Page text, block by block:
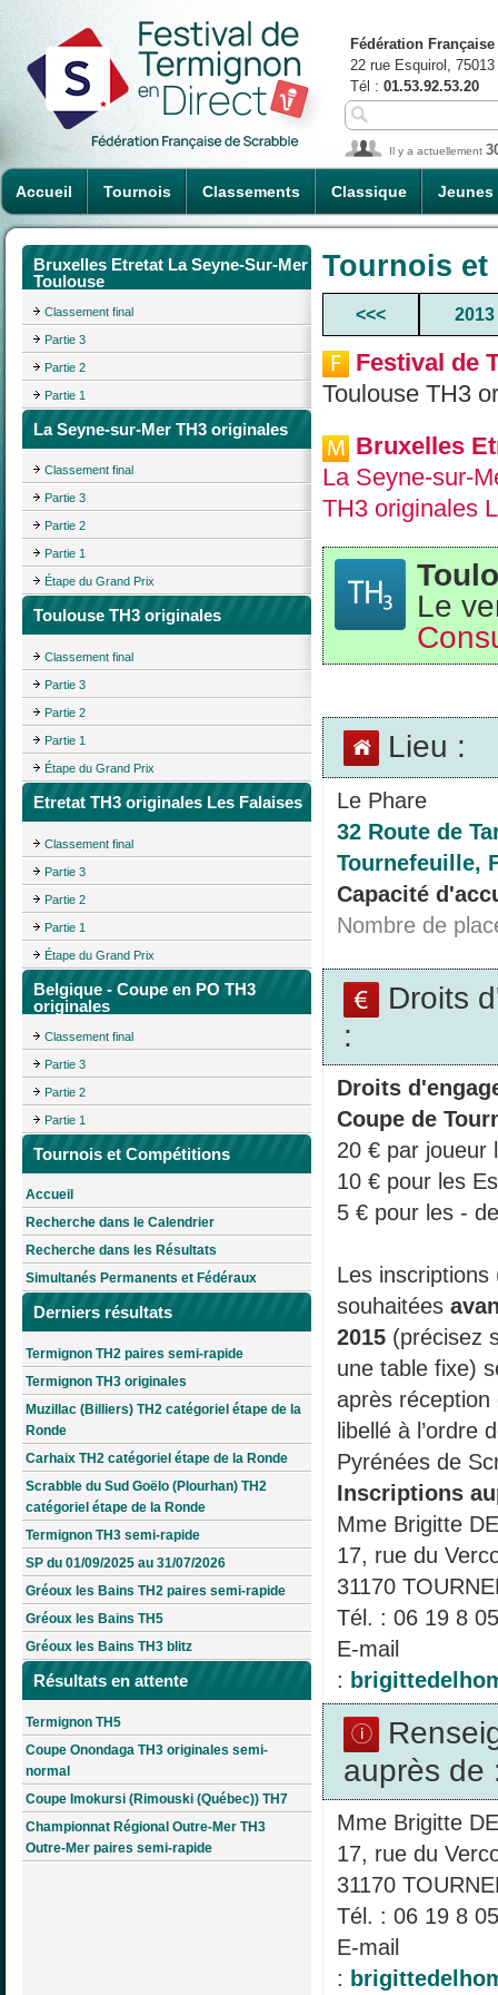
Accueil Tournois Classements Classique Jeunes
Fédération
22 rue Esquirol,
Tél : 01.53.92.53.20
Il y a actuellement
Bruxelles Etretat La Seyne-Sur-Mer
Toulouse
Classement final
Partie 3
Partie 2
Partie 1
La Seyne-sur-Mer TH3 originales
Classement final
Partie 3
Partie 2
Partie 1
Étape du Grand Prix
Toulouse TH3 originales
Classement final
Partie 3
Partie 2
Partie 1
Étape du Grand Prix
Etretat TH3 originales Les Falaises
Classement final
Partie 3
Partie 2
Partie 1
Étape du Grand Prix
Belgique - Coupe en PO TH3
originales
Classement final
Partie 3
Partie 2
Partie 1
Tournois et Compétitions
Accueil
Recherche dans le Calendrier
Recherche dans les Résultats
Simultanés Permanents et Fédéraux
Derniers résultats
Termignon TH2 paires semi-rapide
Termignon TH3 originales
Muzillac (Billiers) TH2 catégoriel étape de la
Ronde
Carhaix TH2 catégoriel étape de la Ronde
Scrabble du Sud Goëlo (Plourhan) TH2
catégoriel étape de la Ronde
Termignon TH3 semi-rapide
SP du 01/09/2025 au 31/07/2026
Gréoux les Bains TH2 paires semi-rapide
Gréoux les Bains TH5
Gréoux les Bains TH3 blitz
Résultats en attente
Termignon TH5
Coupe Onondaga TH3 originales semi-
normal
Coupe Imokursi (Rimouski (Québec)) TH7
Championnat Régional Outre-Mer TH3
Outre-Mer paires semi-rapide
Tournois
<<< 2013
Festival de
Toulouse TH3
Bruxelles
La Seyne-sur-
TH3 originales
Le
Lieu :
Le Phare
32 Route de
Tournefeuille,
Capacité
Nombre de
Droits
:
Droits
Coupe de
20 € par joueur
10 € pour les
5 € pour les -
Les
souhaitées
2015 (précisez
une table fixe)
après réception
libellé à l’ordre
Pyrénées de
Inscriptions
Mme Brigitte
17, rue du
31170
Tél. : 06 19 8
E-mail
:
auprès de
Mme Brigitte
17, rue du
31170
Tél. : 06 19 8
E-mail
: